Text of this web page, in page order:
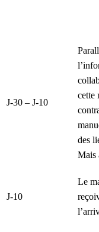
J-30 – J-10
cette
des
Mais
J-10
Le